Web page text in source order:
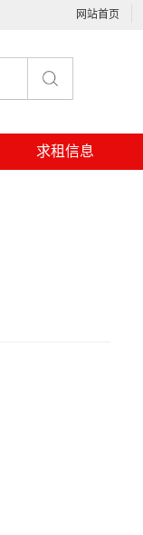
网站首页
求租信息